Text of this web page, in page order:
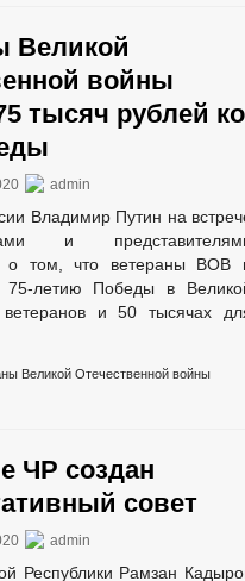
_
2021
ИЗМЕНЕНИЙ В УСТАВ
СОДЕРЖАЩИХ
АДМИНИСТРАЦИИ
ОБЖАЛОВАНИЯ НПА
ПРОЕКТЫ
ГРАФИК
ОБРАЩЕНИЙ И ЗАЯВЛЕНИЙ
Великой
войны
тысяч рублей ко
admin
Владимир Путин на
и
о том, что ветераны ВОВ
75-летию Победы в
и 50 тысячах
Великой Отечественной войны
ЧР создан
совет
admin
Республики Рамзан